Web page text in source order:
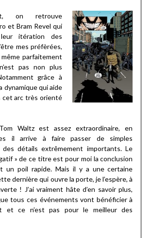
on retrouve
et Bram Revel qui
itération des
mes préfèrées,
parfaitement
pas non plus
grâce à
dynamique qui aide
cet arc très orienté
Waltz est assez extraordinaire, en
il arrive à faire passer de simples
des détails extrêmement importants. Le
» de ce titre est pour moi la conclusion
un poil rapide. Mais il y a une certaine
dernière qui ouvre la porte, je l’espère, à
! J’ai vraiment hâte d’en savoir plus,
tous ces événements vont bénéficier à
et ce n’est pas pour le meilleur des